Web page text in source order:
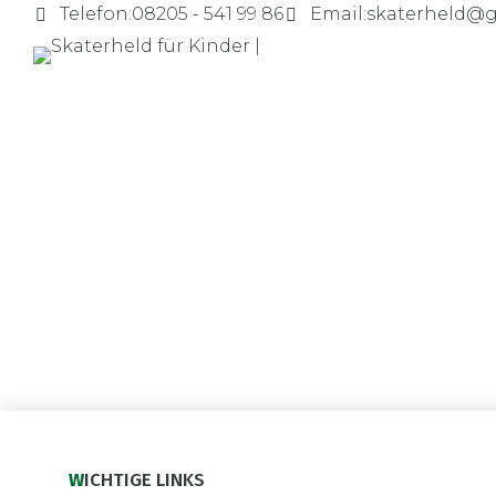
Telefon:08205 - 541 99 86 Email:
WICHTIGE LINKS